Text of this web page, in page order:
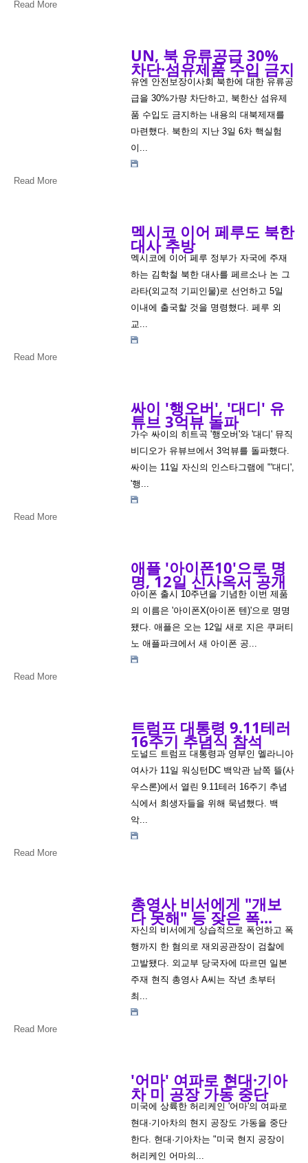
Read More
UN, 북 유류공급 30%
차단·섬유제품 수입 금지
유엔 안전보장이사회 북한에 대한 유류공
급을 30%가량 차단하고, 북한산 섬유제
품 수입도 금지하는 내용의 대북제재를
마련했다. 북한의 지난 3일 6차 핵실험
이...
Read More
멕시코 이어 페루도 북한
대사 추방
멕시코에 이어 페루 정부가 자국에 주재
하는 김학철 북한 대사를 페르소나 논 그
라타(외교적 기피인물)로 선언하고 5일
이내에 출국할 것을 명령했다. 페루 외
교...
Read More
싸이 '행오버', '대디' 유
튜브 3억뷰 돌파
가수 싸이의 히트곡 '행오버'와 '대디' 뮤직
비디오가 유뷰브에서 3억뷰를 돌파했다.
싸이는 11일 자신의 인스타그램에 "'대디',
'행...
Read More
애플 '아이폰10'으로 명
명, 12일 신사옥서 공개
아이폰 출시 10주년을 기념한 이번 제품
의 이름은 '아이폰X(아이폰 텐)'으로 명명
됐다. 애플은 오는 12일 새로 지은 쿠퍼티
노 애플파크에서 새 아이폰 공...
Read More
트럼프 대통령 9.11테러
16주기 추념식 참석
도널드 트럼프 대통령과 영부인 멜라니아
여사가 11일 워싱턴DC 백악관 남쪽 뜰(사
우스론)에서 열린 9.11테러 16주기 추념
식에서 희생자들을 위해 묵념했다. 백
악...
Read More
총영사 비서에게 "개보
다 못해" 등 잦은 폭...
자신의 비서에게 상습적으로 폭언하고 폭
행까지 한 혐의로 재외공관장이 검찰에
고발됐다. 외교부 당국자에 따르면 일본
주재 현직 총영사 A씨는 작년 초부터
최...
Read More
'어마' 여파로 현대·기아
차 미 공장 가동 중단
미국에 상륙한 허리케인 '어마'의 여파로
현대·기아차의 현지 공장도 가동을 중단
한다. 현대·기아차는 "미국 현지 공장이
허리케인 어마의...